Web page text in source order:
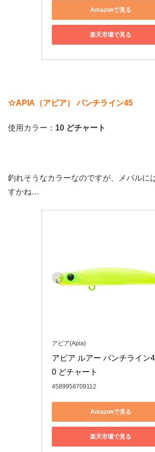
Amazonで見る
楽天市場で見る
☆APIA（アピア） パンチライン45
使用カラー： 10 どチャート
釣れそうなカラーなのですが、メバルに
すかね…
アピア(Apia)
アピア ルアー パンチライン
0 どチャート
4589958709112
Amazonで見る
楽天市場で見る